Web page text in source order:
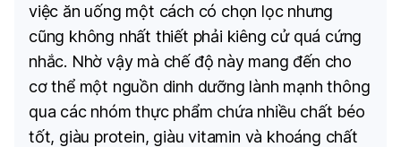
việc ăn uống một cách có chọn lọc nhưng
cũng không nhất thiết phải kiêng cử quá cứng
nhắc. Nhờ vậy mà chế độ này mang đến cho
cơ thể một nguồn dinh dưỡng lành mạnh thông
qua các nhóm thực phẩm chứa nhiều chất béo
tốt, giàu protein, giàu vitamin và khoáng chất